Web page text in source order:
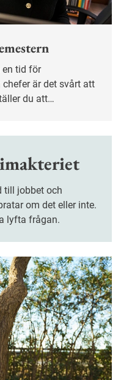
är det svårt att
du att
om det eller inte.
lyfta frågan.